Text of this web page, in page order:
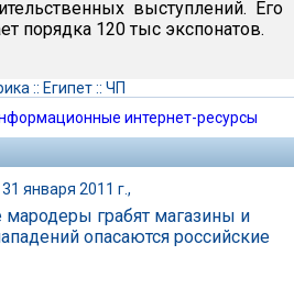
выступлений. Его
порядка 120 тыс экспонатов.
:: Египет:: ЧП
интернет-ресурсы
31 января 2011 г.,
мародеры грабят магазины и
опасаются российские